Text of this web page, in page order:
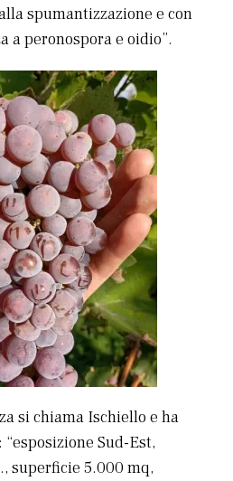
spumantizzazione e con
a peronospora e oidio”.
si chiama Ischiello e ha
Sud-Est,
superficie 5.000 mq,